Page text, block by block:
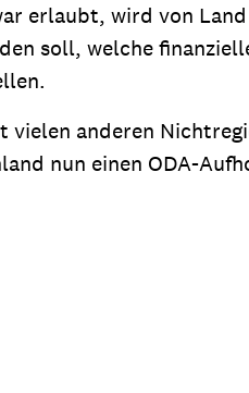
erlaubt, wird von
soll, welche
anderen
nun einen ODA-